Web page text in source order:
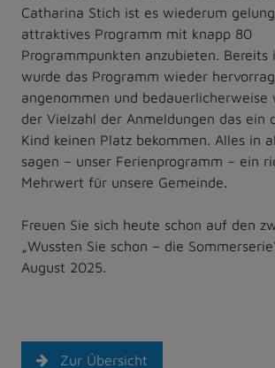
Catharina Stich ist es wiederum
attraktives Programm mit knapp 80
Programmpunkten anzubieten. Bereits
wurde das Programm wieder
angenommen und bedauerlicherweise
der Vielzahl der Anmeldungen das ein
Kind keinen Platz bekommen. Alles in
sagen – unser Ferienprogramm – ein
Mehrwert für unsere Gemeinde.
Freuen Sie sich heute schon auf den
„Wussten Sie schon – die
August 2025.
Zur Übersicht